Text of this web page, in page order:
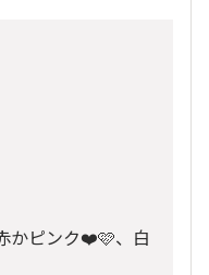
かピンク❤️🩷、白